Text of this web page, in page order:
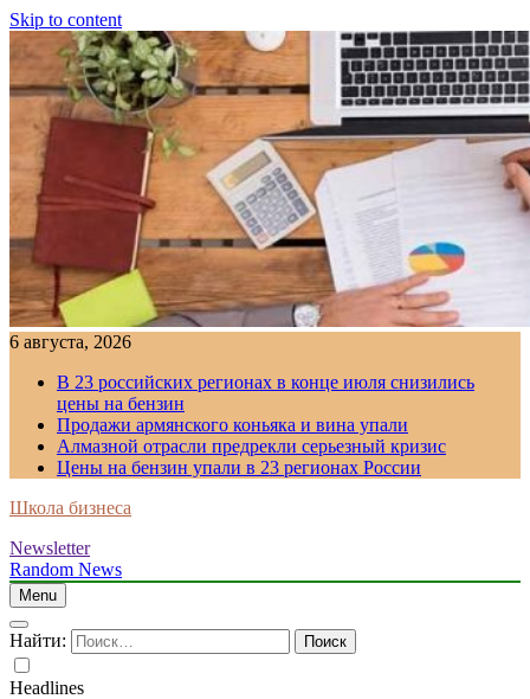
Skip to content
6 августа, 2026
В 23 российских регионах в конце июля снизились
цены на бензин
Продажи армянского коньяка и вина упали
Алмазной отрасли предрекли серьезный кризис
Цены на бензин упали в 23 регионах России
Школа бизнеса
Newsletter
Random News
Menu
Найти:
Headlines